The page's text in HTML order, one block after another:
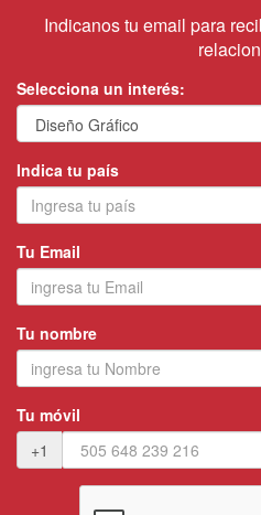
Indicanos tu email para
Selecciona un interés:
Indica tu país
Tu Email
Tu nombre
Tu móvil
+1